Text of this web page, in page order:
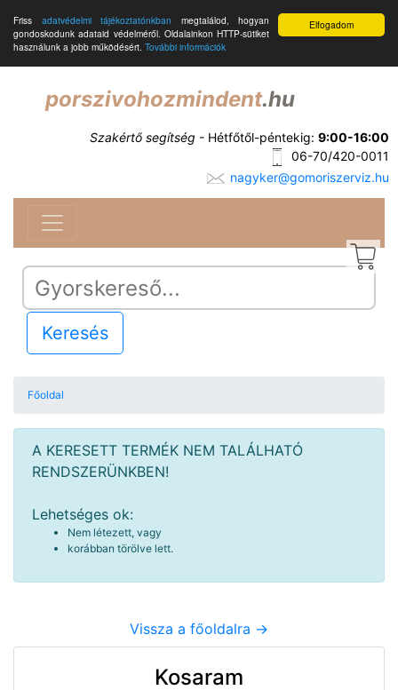
Elfogadom
Friss adatvédelmi tájékoztatónkban megtalálod, hogyan
gondoskodunk adataid védelméről. Oldalainkon HTTP-sütiket
használunk a jobb működésért. További információk
porszivohozmindent.hu
Szakértő segítség - Hétfőtől-péntekig: 9:00-16:00
06-70/420-0011
nagyker@gomoriszerviz.hu
Keresés
Főoldal
A KERESETT TERMÉK NEM TALÁLHATÓ
RENDSZERÜNKBEN!
Lehetséges ok:
Nem létezett, vagy
korábban törölve lett.
Vissza a főoldalra ->
Kosaram